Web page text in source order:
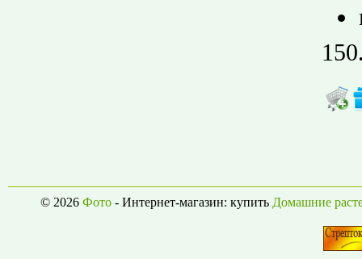
© 2026 Фото- Интернет-магазин: купить Домашние